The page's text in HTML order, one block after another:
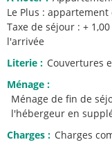
Le Plus : appartement
Taxe de séjour : +
l'arrivée
Literie : Couvertures
Ménage :
Ménage de fin de
l'hébergeur en
Charges : Charges